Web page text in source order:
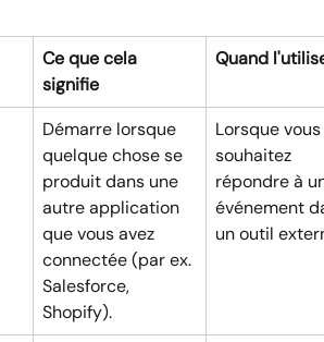
Ce que cela
signifie
Quand
Démarre lorsque
quelque chose se
produit dans une
autre application
que vous avez
connectée (par ex.
Salesforce,
Shopify).
Lorsque vous
souhaitez
répondre à
événement
un outil